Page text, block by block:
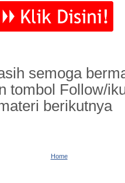
semoga
tombol Follow/
berikutnya
Home